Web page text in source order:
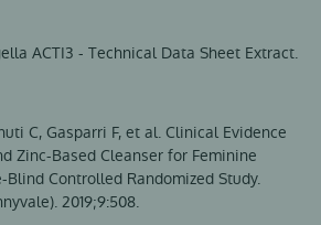
ACTI3 - Technical Data Sheet Extract.
C, Gasparri F, et al. Clinical Evidence
Zinc-Based Cleanser for Feminine
Controlled Randomized Study.
2019;9:508.